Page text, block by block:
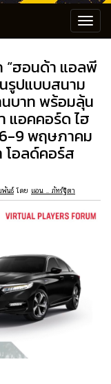
“ฮอนด้า แอลพี
รูปแบบสนาม
นบาท พร้อมลุ้น
แอคคอร์ด ไฮ
6-9 พฤษภาคม
อลด์คอร์ส
พันธ์โดย แอน .. ภัทร์ฐิตา